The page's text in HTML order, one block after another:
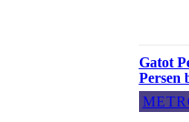
Gatot
Persen